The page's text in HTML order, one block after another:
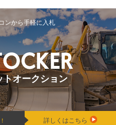
ンから手軽に入札
オークション
詳しくはこちら